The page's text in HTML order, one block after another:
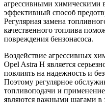
агрессивными химическими
эффективный способ
Регулярная замена
качественного топлива
повреждения бензонасоса.
Воздействие агрессивных
Opel Astra H является
повлиять на надежность и
Поэтому регулярное
топливоподачи и
являются важными шагами в